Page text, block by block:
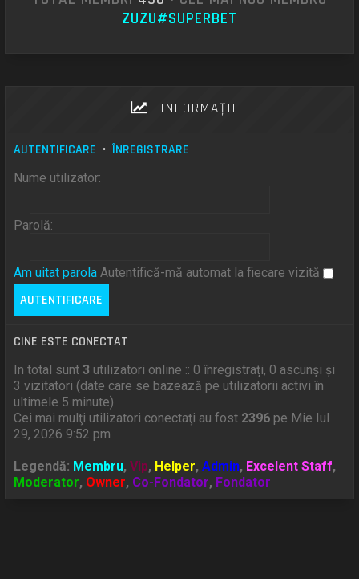
ZUZU#SUPERBET
INFORMAŢIE
AUTENTIFICARE •ÎNREGISTRARE
Nume utilizator:
Parolă:
Am uitat parola Autentifică-mă automat la fiecare vizită
CINE ESTE CONECTAT
In total sunt3 utilizatori online :: 0 înregistrați, 0 ascunși și
3 vizitatori (date care se bazează pe utilizatorii activi în
ultimele 5 minute)
Cei mai mulţi utilizatori conectaţi au fost 2396 pe Mie Iul
29, 2026 9:52 pm
Legendă: Membru,Vip, Helper,Admin, Excelent Staff,
Moderator, Owner, Co-Fondator, Fondator